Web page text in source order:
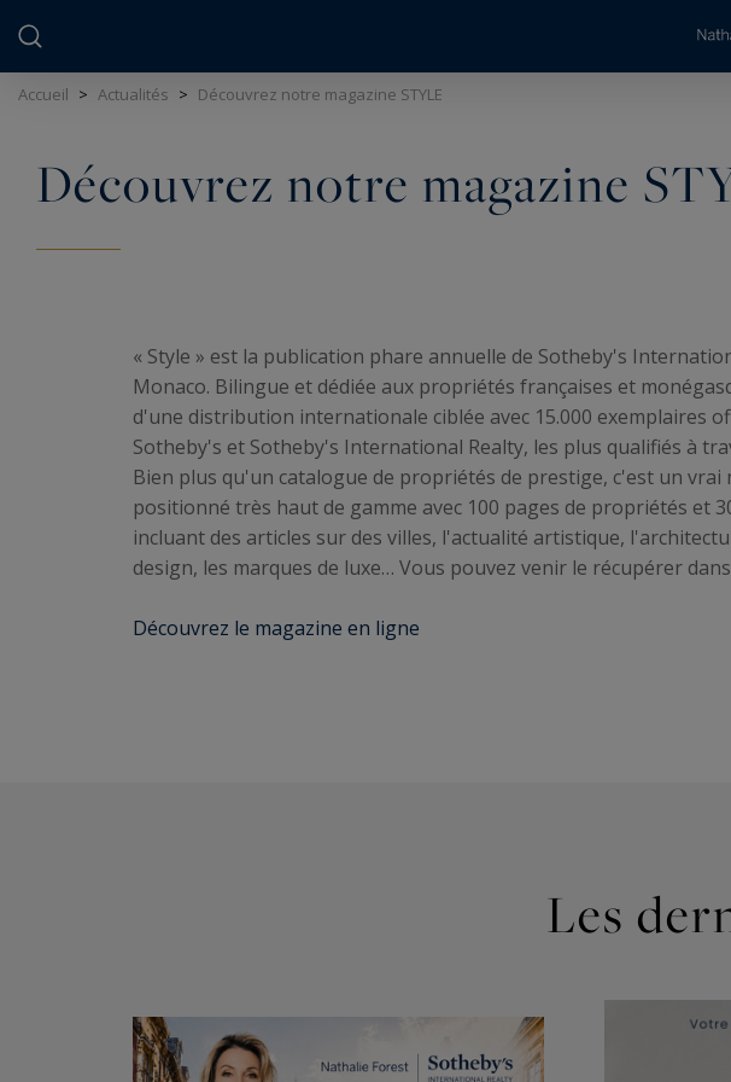
Accueil > Actualités > Découvrez notre magazine STYLE
Découvrez notre magazine
« Style » est la publication phare annuelle de Sotheby's
Monaco. Bilingue et dédiée aux propriétés françaises et
d'une distribution internationale ciblée avec 15.000 exemplaires
Sotheby's et Sotheby's International Realty, les plus qualifiés à
Bien plus qu'un catalogue de propriétés de prestige, c'est un vrai
positionné très haut de gamme avec 100 pages de propriétés et
incluant des articles sur des villes, l'actualité artistique,
design, les marques de luxe… Vous pouvez venir le récupérer
Découvrez le magazine en ligne
Les